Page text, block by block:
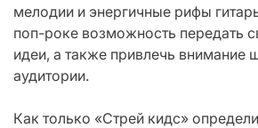
мелодии и энергичные рифы
поп-роке возможность передать
идеи, а также привлечь внимание
аудитории.
Как только «Стрей кидс»